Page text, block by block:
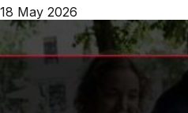
18 May 2026